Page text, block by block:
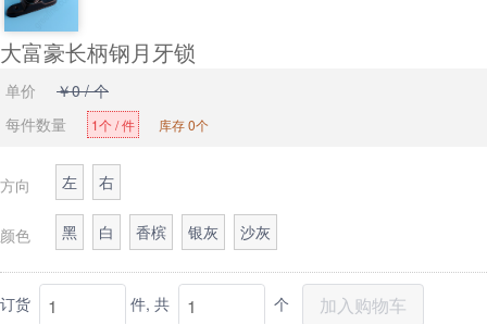
大富豪长柄钢月牙锁
单价
￥0 / 个
每件数量
1个 / 件 库存 0个
方向 左 右
颜色 黑 白 香槟 银灰 沙灰
订货 件, 共 个 加入购物车